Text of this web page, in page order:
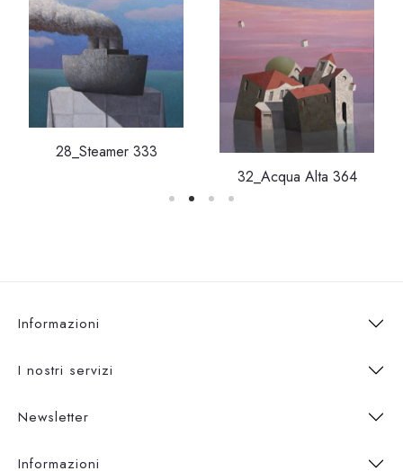
28_Steamer 333
32_Acqua Alta 364
Informazioni
I nostri servizi
Newsletter
Informazioni